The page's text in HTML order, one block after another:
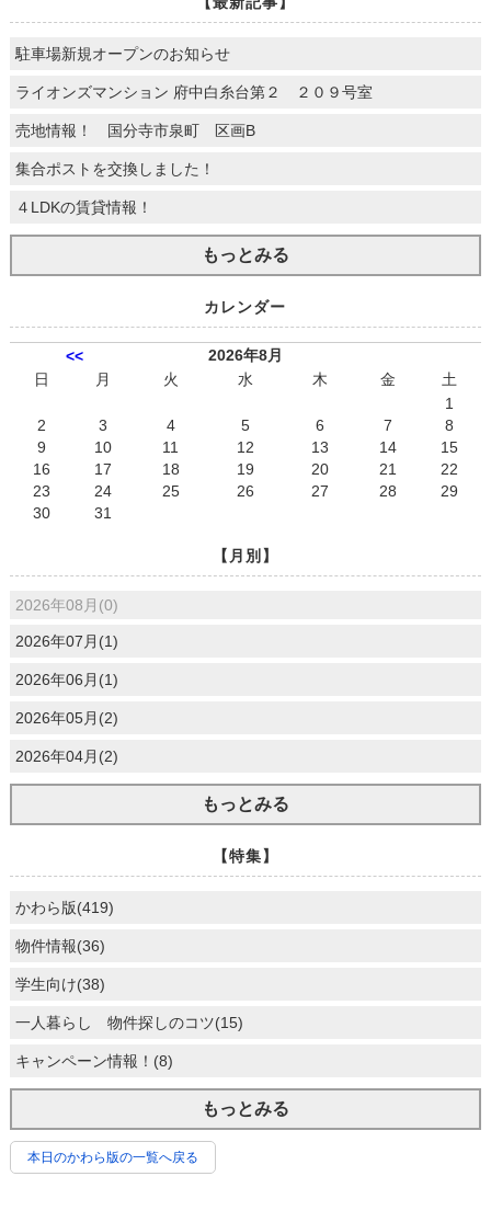
駐車場新規オープンのお知らせ
ライオンズマンション 府中白糸台第２ ２０９号室
売地情報！ 国分寺市泉町 区画B
集合ポストを交換しました！
４LDKの賃貸情報！
もっとみる
カレンダー
<<
2026年8月
日
月 火 水 木 金
土
1
2
3 4 5 6 7
8
9
10 11 12 13 14
15
16
17 18 19 20 21
22
23
24 25 26 27 28
29
30
31
【月別】
2026年08月(0)
2026年07月(1)
2026年06月(1)
2026年05月(2)
2026年04月(2)
もっとみる
【特集】
かわら版(419)
物件情報(36)
学生向け(38)
一人暮らし 物件探しのコツ(15)
キャンペーン情報！(8)
もっとみる
本日のかわら版の一覧へ戻る